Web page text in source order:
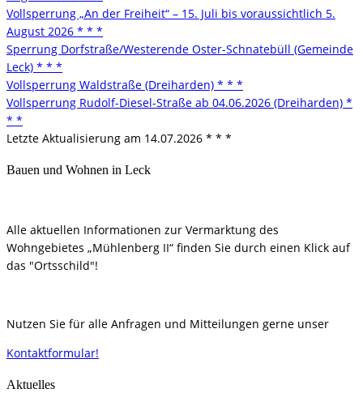
Vollsperrung „An der Freiheit“ – 15. Juli bis voraussichtlich 5.
August 2026 * * *
Sperrung Dorfstraße/Westerende Oster-Schnatebüll (Gemeinde
Leck) * * *
Vollsperrung Waldstraße (Dreiharden) * * *
Vollsperrung Rudolf-Diesel-Straße ab 04.06.2026 (Dreiharden) *
* *
Letzte Aktualisierung am 14.07.2026 * * *
Bauen und Wohnen in Leck
Alle aktuellen Informationen zur Vermarktung des
Wohngebietes „Mühlenberg II“ finden Sie durch einen Klick auf
das "Ortsschild"!
Nutzen Sie für alle Anfragen und Mitteilungen gerne unser
Kontaktformular!
Aktuelles